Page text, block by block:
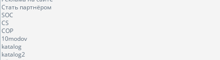
Стать партнёром
SOC
CS
COP
10modov
katalog
katalog2